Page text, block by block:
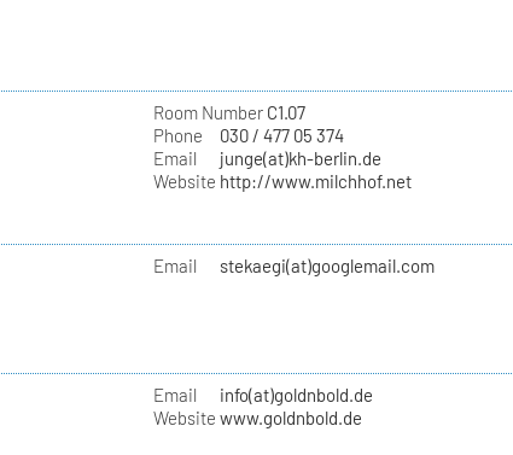
Room NumberC1.07
Phone
030 / 477 05 374
Email
junge(at)kh-berlin.de
Website http://www.milchhof.net
Email stekaegi(at)googlemail.com
Email
info(at)goldnbold.de
Website www.goldnbold.de